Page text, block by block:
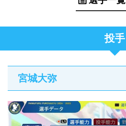
投手
宮城大弥